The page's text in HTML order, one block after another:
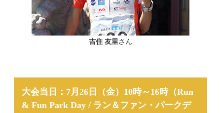
吉住 友里さん
大会当日：7月26日（金）10時～16時（Run
& Fun Park Day / ラン＆ファン・パークデ